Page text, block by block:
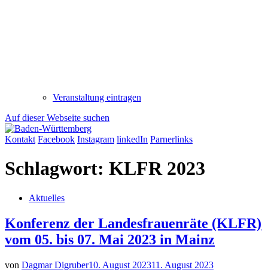
Veranstaltung eintragen
Auf dieser Webseite suchen
Kontakt Facebook Instagram linkedIn Parnerlinks
Schlagwort: KLFR 2023
Aktuelles
Konferenz der Landesfrauenräte (KLFR)
vom 05. bis 07. Mai 2023 in Mainz
von Dagmar Digruber10. August 202311. August 2023